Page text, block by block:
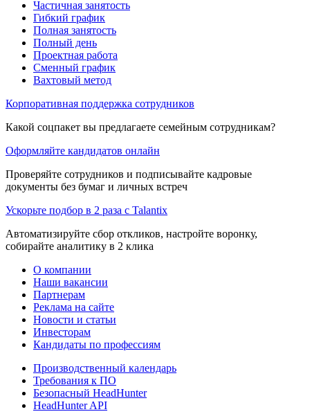
Частичная занятость
Гибкий график
Полная занятость
Полный день
Проектная работа
Сменный график
Вахтовый метод
Корпоративная поддержка сотрудников
Какой соцпакет вы предлагаете семейным сотрудникам?
Оформляйте кандидатов онлайн
Проверяйте сотрудников и подписывайте кадровые
документы без бумаг и личных встреч
Ускорьте подбор в 2 раза с Talantix
Автоматизируйте сбор откликов, настройте воронку,
собирайте аналитику в 2 клика
О компании
Наши вакансии
Партнерам
Реклама на сайте
Новости и статьи
Инвесторам
Кандидаты по профессиям
Производственный календарь
Требования к ПО
Безопасный HeadHunter
HeadHunter API